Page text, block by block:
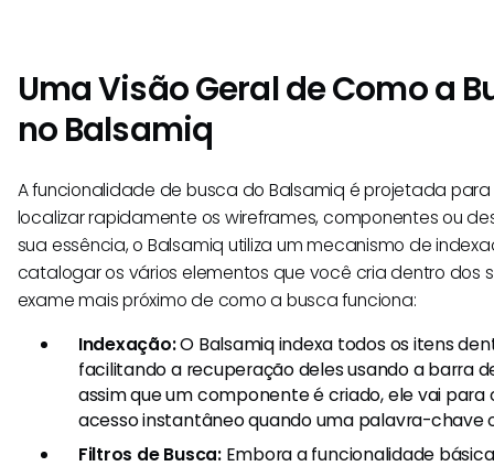
Uma Visão Geral de Como a
no Balsamiq
A funcionalidade de busca do Balsamiq é projetada
localizar rapidamente os wireframes, componentes ou
sua essência, o Balsamiq utiliza um mecanismo de
catalogar os vários elementos que você cria dentro dos
exame mais próximo de como a busca funciona:
Indexação:O Balsamiq indexa todos os itens
facilitando a recuperação deles usando a barra
assim que um componente é criado, ele vai
acesso instantâneo quando uma palavra-chave
Filtros de Busca:Embora a funcionalidade